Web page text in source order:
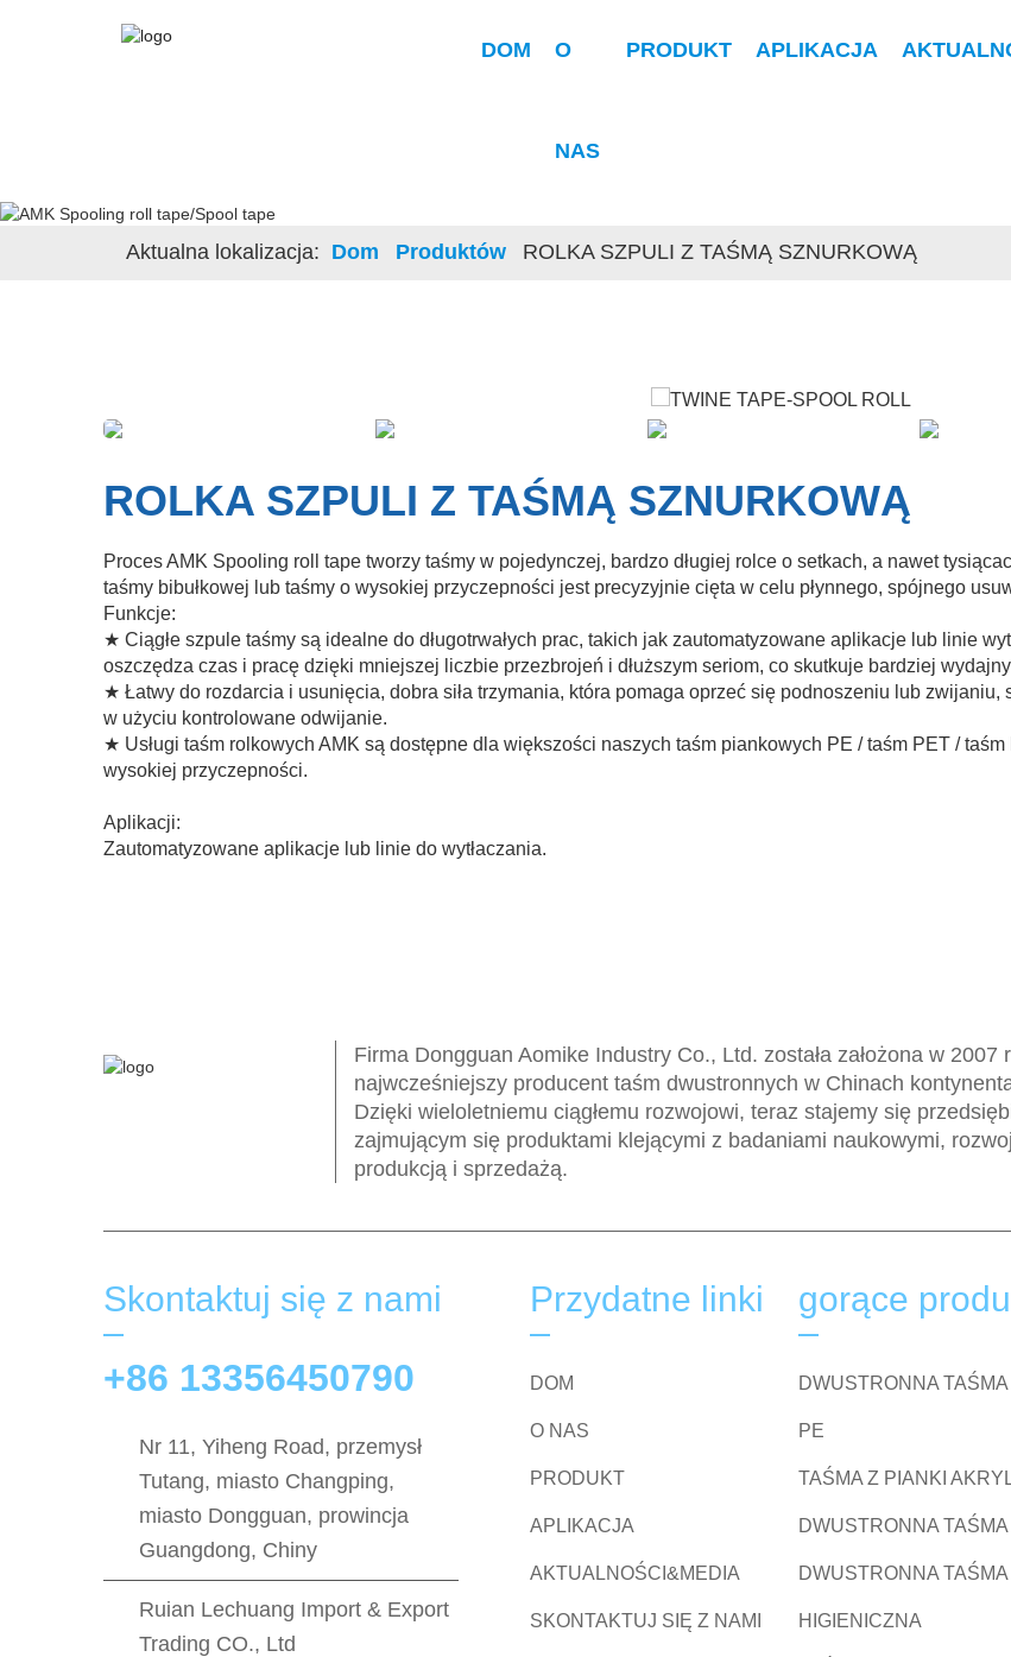
DOM O
NAS
PRODUKT APLIKACJA
Aktualna lokalizacja: Dom Produktów ROLKA SZPULI Z TAŚMĄ SZNURKOWĄ
ROLKA SZPULI Z TAŚMĄ SZNURKOWĄ
Proces AMK Spooling roll tape tworzy taśmy w pojedynczej, bardzo długiej rolce o setkach, a nawet
taśmy bibułkowej lub taśmy o wysokiej przyczepności jest precyzyjnie cięta w celu płynnego, spójnego
Funkcje:
★ Ciągłe szpule taśmy są idealne do długotrwałych prac, takich jak zautomatyzowane aplikacje lub linie
oszczędza czas i pracę dzięki mniejszej liczbie przezbrojeń i dłuższym seriom, co skutkuje bardziej
★ Łatwy do rozdarcia i usunięcia, dobra siła trzymania, która pomaga oprzeć się podnoszeniu lub
w użyciu kontrolowane odwijanie.
★ Usługi taśm rolkowych AMK są dostępne dla większości naszych taśm piankowych PE / taśm PET /
wysokiej przyczepności.
Aplikacji:
Zautomatyzowane aplikacje lub linie do wytłaczania.
Firma Dongguan Aomike Industry Co., Ltd. została założona w 2007
najwcześniejszy producent taśm dwustronnych w Chinach
Dzięki wieloletniemu ciągłemu rozwojowi, teraz stajemy się
zajmującym się produktami klejącymi z badaniami naukowymi,
produkcją i sprzedażą.
Skontaktuj się z nami
+86 13356450790
Nr 11, Yiheng Road, przemysł
Tutang, miasto Changping,
miasto Dongguan, prowincja
Guangdong, Chiny
Ruian Lechuang Import & Export
Trading CO., Ltd
Przydatne linki
DOM
O NAS
PRODUKT
APLIKACJA
AKTUALNOŚCI&MEDIA
SKONTAKTUJ SIĘ Z NAMI
gorące
DWUSTRONNA
PE
TAŚMA Z PIANKI
DWUSTRONNA
DWUSTRONNA TAŚMA
HIGIENICZNA